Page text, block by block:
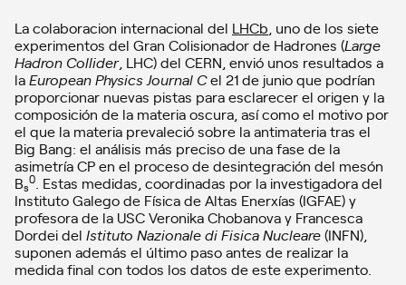
La colaboracion internacional del LHCb , uno de los siete
experimentos del Gran Colisionador de Hadrones (Large
Hadron Collider, LHC) del CERN, envió unos resultados a
laEuropean Physics Journal Cel 21 de junio que podrían
proporcionar nuevas pistas para esclarecer el origen y la
composición de la materia oscura, así como el motivo por
el que la materia prevaleció sobre la antimateria tras el
Big Bang: el análisis más preciso de una fase de la
asimetría CP en el proceso de desintegración del mesón
Bs
0 . Estas medidas, coordinadas por la investigadora del
Instituto Galego de Física de Altas Enerxías (IGFAE) y
profesora de la USC Veronika Chobanova y Francesca
Dordei del Istituto Nazionale di Fisica Nucleare(INFN),
suponen además el último paso antes de realizar la
medida final con todos los datos de este experimento.